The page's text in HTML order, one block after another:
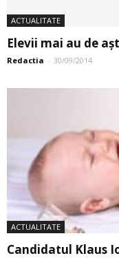
ACTUALITATE
Elevii mai au de
Redactia - 30/09/2014
ACTUALITATE
Candidatul Klaus